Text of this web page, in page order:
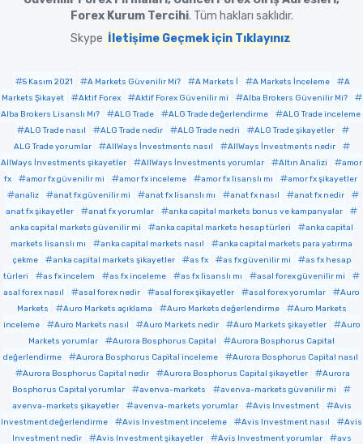
Forex Kurum Tercihi. Tüm hakları saklıdır.
Skype İletişime Geçmek için Tıklayınız
5 Kasım 2021 A Markets Güvenilir Mi? A Markets İ A Markets İnceleme
A
Markets Şikayet
Aktif Forex Aktif Forex Güvenilir mi
Alba Brokers Güvenilir Mi?
Alba Brokers Lisanslı Mı?
ALG Trade ALG Trade değerlendirme
ALG Trade inceleme
ALG Trade nasıl
ALG Trade nedir ALG Trade nedri
ALG Trade şikayetler
ALG Trade yorumlar
AllWays İnvestments nasıl
AllWays İnvestments nedir
AllWays İnvestments şikayetler
AllWays İnvestments yorumlar Altın Analizi
amor
fx
amor fx güvenilir mi amor fx inceleme amor fx lisanslı mı
amor fx şikayetler
analiz
anat fx güvenilir mi anat fx lisanslı mı anat fx nasıl
anat fx nedir
anat fx şikayetler
anat fx yorumlar
anka capital markets bonus ve kampanyalar
anka capital markets güvenilir mi
anka capital markets hesap türleri
anka capital
markets lisanslı mı
anka capital markets nasıl
anka capital markets para yatırma
çekme
anka capital markets şikayetler as fx as fx güvenilir mi
as fx hesap
türleri
as fx incelem as fx inceleme as fx lisanslı mı
asal forex güvenilir mi
asal forex nasıl
asal forex nedir asal forex şikayetler asal forex yorumlar
Auro
Markets
Auro Markets açıklama Auro Markets değerlendirme
Auro Markets
inceleme
Auro Markets nasıl Auro Markets nedir Auro Markets şikayetler
Auro
Markets yorumlar
Aurora Bosphorus Capital
Aurora Bosphorus Capital
değerlendirme
Aurora Bosphorus Capital inceleme
Aurora Bosphorus Capital nasıl
Aurora Bosphorus Capital nedir
Aurora Bosphorus Capital şikayetler
Aurora
Bosphorus Capital yorumlar
avenva-markets
avenva-markets güvenilir mi
avenva-markets şikayetler
avenva-markets yorumlar Avis Investment
Avis
Investment değerlendirme
Avis Investment inceleme Avis Investment nasıl
Avis
Investment nedir
Avis Investment şikayetler Avis Investment yorumlar
avs